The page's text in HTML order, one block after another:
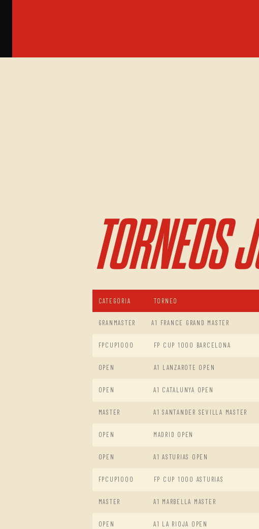
TORNEOS
CATEGORIA TORNEO
GRANMASTER A1 FRANCE GRAND MASTER
FPCUP1000 FP CUP 1000 BARCELONA
OPEN A1 LANZAROTE OPEN
OPEN A1 CATALUNYA OPEN
MASTER A1 SANTANDER SEVILLA MASTER
OPEN MADRID OPEN
OPEN A1 ASTURIAS OPEN
FPCUP1000 FP CUP 1000 ASTURIAS
MASTER A1 MARBELLA MASTER
OPEN A1 LA RIOJA OPEN